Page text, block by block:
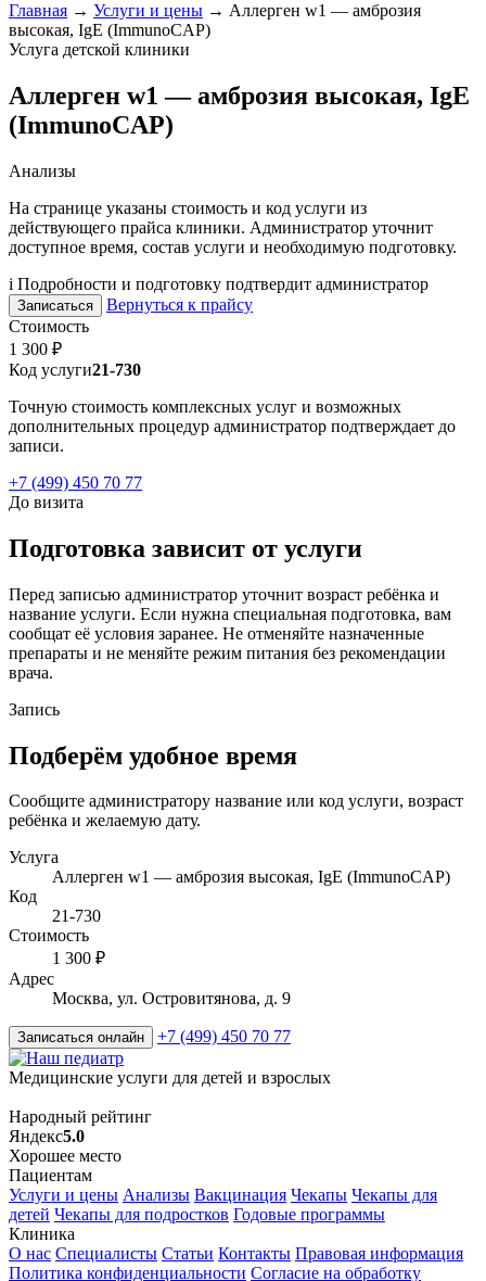
Главная → Услуги и цены → Аллерген w1 — амброзия
высокая, IgE (ImmunoCAP)
Услуга детской клиники
Аллерген w1 — амброзия высокая, IgE
(ImmunoCAP)
Анализы
На странице указаны стоимость и код услуги из
действующего прайса клиники. Администратор уточнит
доступное время, состав услуги и необходимую подготовку.
i Подробности и подготовку подтвердит администратор
Записаться
Вернуться к прайсу
Стоимость
1 300 ₽
Код услуги21-730
Точную стоимость комплексных услуг и возможных
дополнительных процедур администратор подтверждает до
записи.
+7 (499) 450 70 77
До визита
Подготовка зависит от услуги
Перед записью администратор уточнит возраст ребёнка и
название услуги. Если нужна специальная подготовка, вам
сообщат её условия заранее. Не отменяйте назначенные
препараты и не меняйте режим питания без рекомендации
врача.
Запись
Подберём удобное время
Сообщите администратору название или код услуги, возраст
ребёнка и желаемую дату.
Услуга
Аллерген w1 — амброзия высокая, IgE (ImmunoCAP)
Код
21-730
Стоимость
1 300 ₽
Адрес
Москва, ул. Островитянова, д. 9
Записаться онлайн +7 (499) 450 70 77
Медицинские услуги для детей и взрослых
Народный рейтинг
Яндекс5.0
Хорошее место
Пациентам
Услуги и цены Анализы Вакцинация Чекапы Чекапы для
детей Чекапы для подростков Годовые программы
Клиника
О нас Специалисты Статьи Контакты Правовая информация
Политика конфиденциальности Согласие на обработку